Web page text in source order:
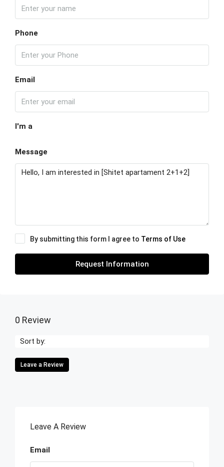
Phone
Email
I'm a
Message
By submitting this form I agree to Terms of Use
Request Information
0 Review
Sort by:
Leave a Review
Leave A Review
Email